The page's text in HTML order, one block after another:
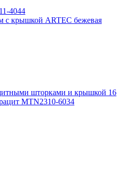
с крышкой ARTEС бежевая
шторками и крышкой 16
MTN2310-6034